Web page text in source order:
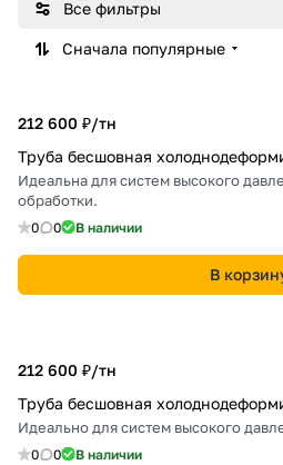
Все фильтры
Сначала популярные
212 600 ₽/тн
Труба бесшовная
Идеальна для систем высокого
обработки.
0 0 В наличии
В
212 600 ₽/тн
Труба бесшовная
Идеально для систем высокого
0 0 В наличии